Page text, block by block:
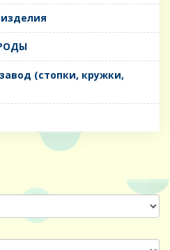
(стопки, кружки,